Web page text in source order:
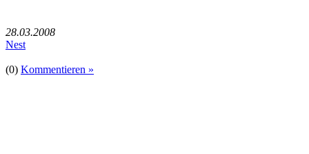
28.03.2008
Nest
(0) Kommentieren »